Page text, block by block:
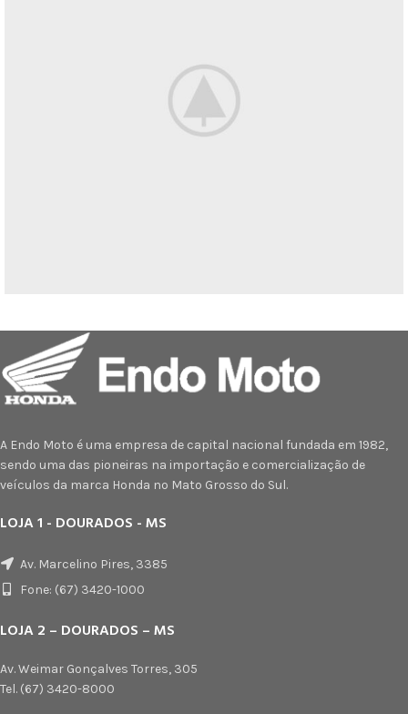
Kitchen
Leo uteu ullamcorper
A Endo Moto é uma empresa de capital nacional fundada em 1982,
sendo uma das pioneiras na importação e comercialização de
veículos da marca Honda no Mato Grosso do Sul.
LOJA 1 - DOURADOS - MS
Av. Marcelino Pires, 3385
Fone: (67) 3420-1000
LOJA 2 – DOURADOS – MS
Av. Weimar Gonçalves Torres, 305
Tel. (67) 3420-8000